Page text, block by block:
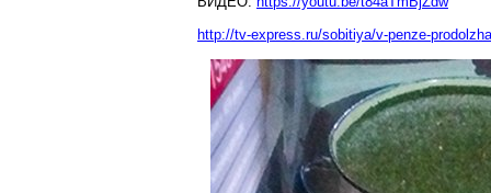
http://tv-express.ru/sobitiya/v-penze-